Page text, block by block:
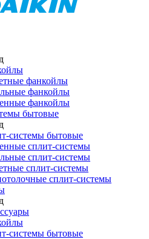
фанкойлы
фанкойлы
фанкойлы
бытовые
системы бытовые
сплит-системы
сплит-системы
сплит-системы
сплит-системы
системы бытовые